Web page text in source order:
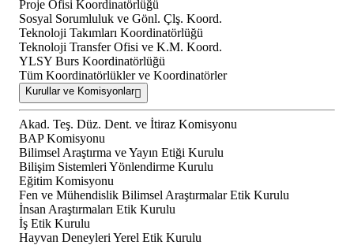
Proje Ofisi Koordinatörlüğü
Sosyal Sorumluluk ve Gönl. Çlş. Koord.
Teknoloji Takımları Koordinatörlüğü
Teknoloji Transfer Ofisi ve K.M. Koord.
YLSY Burs Koordinatörlüğü
Tüm Koordinatörlükler ve Koordinatörler
Kurullar ve Komisyonlar
Akad. Teş. Düz. Dent. ve İtiraz Komisyonu
BAP Komisyonu
Bilimsel Araştırma ve Yayın Etiği Kurulu
Bilişim Sistemleri Yönlendirme Kurulu
Eğitim Komisyonu
Fen ve Mühendislik Bilimsel Araştırmalar Etik Kurulu
İnsan Araştırmaları Etik Kurulu
İş Etik Kurulu
Hayvan Deneyleri Yerel Etik Kurulu